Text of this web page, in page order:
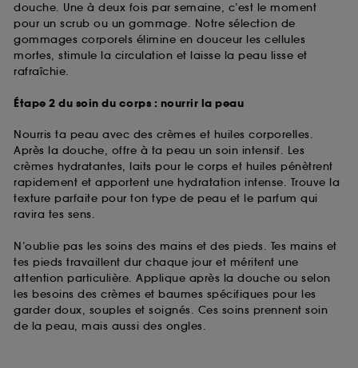
douche. Une à deux fois par semaine, c’est le moment
pour un scrub ou un gommage. Notre sélection de
gommages corporels élimine en douceur les cellules
mortes, stimule la circulation et laisse la peau lisse et
rafraîchie.
Étape 2 du soin du corps : nourrir la peau
Nourris ta peau avec des crèmes et huiles corporelles.
Après la douche, offre à ta peau un soin intensif. Les
crèmes hydratantes, laits pour le corps et huiles pénètrent
rapidement et apportent une hydratation intense. Trouve la
texture parfaite pour ton type de peau et le parfum qui
ravira tes sens.
N’oublie pas les soins des mains et des pieds. Tes mains et
tes pieds travaillent dur chaque jour et méritent une
attention particulière. Applique après la douche ou selon
les besoins des crèmes et baumes spécifiques pour les
garder doux, souples et soignés. Ces soins prennent soin
de la peau, mais aussi des ongles.